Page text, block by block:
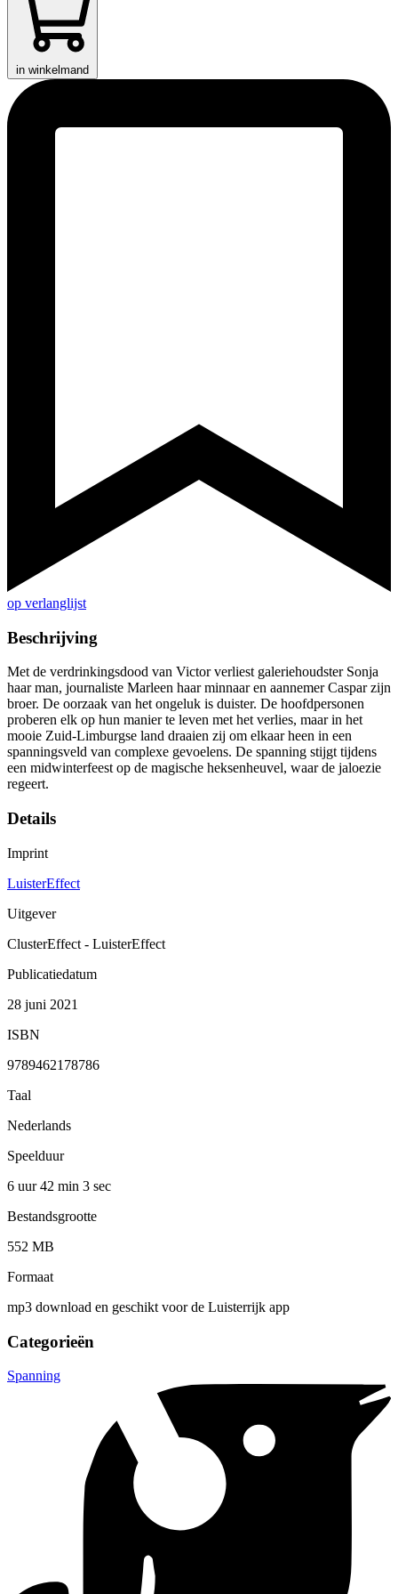
in winkelmand
op verlanglijst
Beschrijving
Met de verdrinkingsdood van Victor verliest galeriehoudster Sonja
haar man, journaliste Marleen haar minnaar en aannemer Caspar zijn
broer. De oorzaak van het ongeluk is duister. De hoofdpersonen
proberen elk op hun manier te leven met het verlies, maar in het
mooie Zuid-Limburgse land draaien zij om elkaar heen in een
spanningsveld van complexe gevoelens. De spanning stijgt tijdens
een midwinterfeest op de magische heksenheuvel, waar de jaloezie
regeert.
Details
Imprint
LuisterEffect
Uitgever
ClusterEffect - LuisterEffect
Publicatiedatum
28 juni 2021
ISBN
9789462178786
Taal
Nederlands
Speelduur
6 uur 42 min 3 sec
Bestandsgrootte
552 MB
Formaat
mp3 download en geschikt voor de Luisterrijk app
Categorieën
Spanning